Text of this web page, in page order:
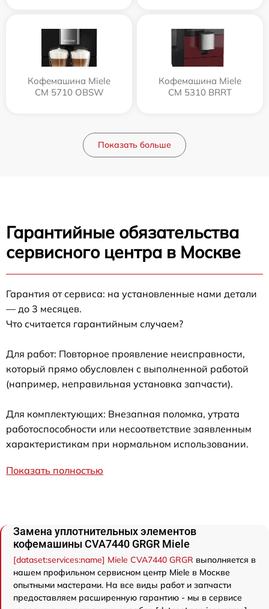
Кофемашина Miele
CM 5710 OBSW
Кофемашина Miele
CM 5310 BRRT
Показать больше
Гарантийные обязательства
сервисного центра в Москве
Гарантия от сервиса: на установленные нами детали
— до 3 месяцев.
Что считается гарантийным случаем?
Для работ: Повторное проявление неисправности,
который прямо обусловлен с выполненной работой
(например, неправильная установка запчасти).
Для комплектующих: Внезапная поломка, утрата
работоспособности или несоответствие заявленным
характеристикам при нормальном использовании.
Показать полностью
Замена уплотнительных элементов
кофемашины CVA7440 GRGR Miele
[dataset:services:name] Miele CVA7440 GRGR выполняется в
нашем профильном сервисном центр Miele в Москве
опытными мастерами. На все виды работ и запчасти
предоставляем расширенную гарантию - мы в сервисе